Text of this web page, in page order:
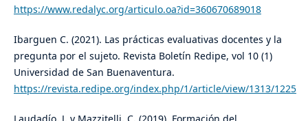
https://www.redalyc.org/articulo.oa?id=360670689018
Ibarguen C. (2021). Las prácticas evaluativas docentes y la
pregunta por el sujeto. Revista Boletín Redipe, vol 10 (1)
Universidad de San Buenaventura.
https://revista.redipe.org/index.php/1/article/view/1313/1225